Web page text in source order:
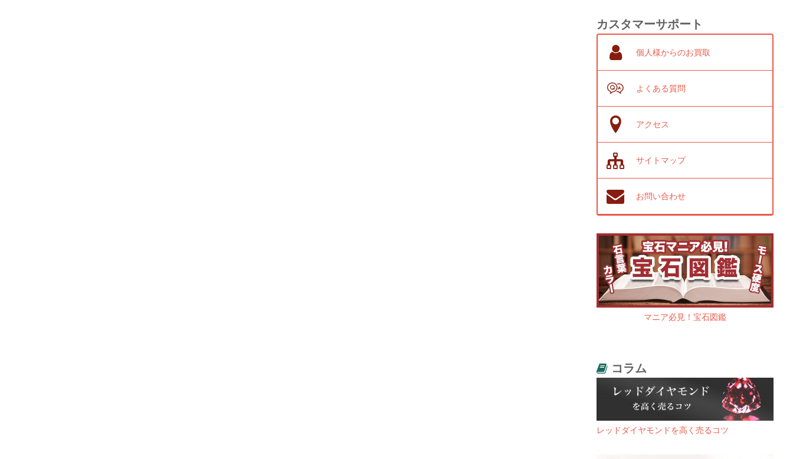
カスタマーサポート
個人様からのお買取
よくある質問
アクセス
サイトマップ
お問い合わせ
マニア必見！宝石図鑑
コラム
レッドダイヤモンドを高く売るコツ